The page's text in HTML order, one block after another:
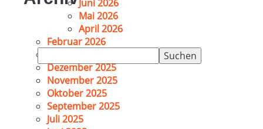
Suchen
nach:
Juni 2026
Mai 2026
April 2026
Februar 2026
Dezember 2025
November 2025
Oktober 2025
September 2025
Juli 2025